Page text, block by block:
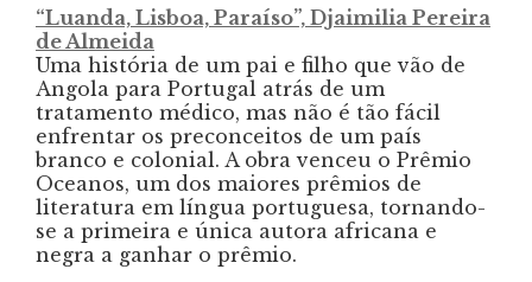
“Luanda, Lisboa, Paraíso”, Djaimilia Pereira
de Almeida
Uma história de um pai e filho que vão de
Angola para Portugal atrás de um
tratamento médico, mas não é tão fácil
enfrentar os preconceitos de um país
branco e colonial. A obra venceu o Prêmio
Oceanos, um dos maiores prêmios de
literatura em língua portuguesa, tornando-
se a primeira e única autora africana e
negra a ganhar o prêmio.